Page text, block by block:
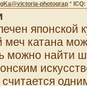
photograp *
японской
меч катана
можно найти